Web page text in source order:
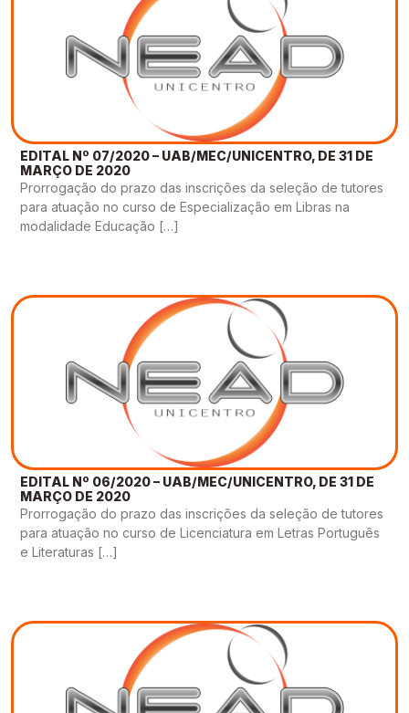
EDITAL Nº 07/2020 – UAB/MEC/UNICENTRO, DE 31 DE
MARÇO DE 2020
Prorrogação do prazo das inscrições da seleção de tutores
para atuação no curso de Especialização em Libras na
modalidade Educação […]
EDITAL Nº 06/2020 – UAB/MEC/UNICENTRO, DE 31 DE
MARÇO DE 2020
Prorrogação do prazo das inscrições da seleção de tutores
para atuação no curso de Licenciatura em Letras Português
e Literaturas […]